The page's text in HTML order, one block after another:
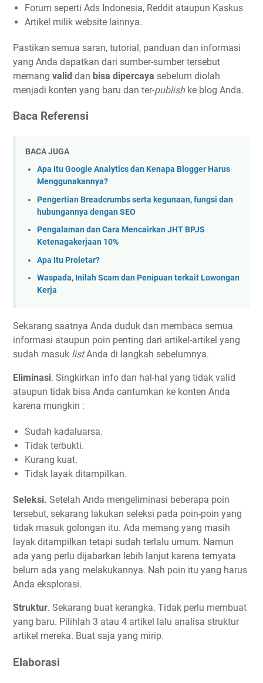
Forum seperti Ads Indonesia, Reddit ataupun Kaskus
Artikel milik website lainnya.
Pastikan semua saran, tutorial, panduan dan informasi
yang Anda dapatkan dari sumber-sumber tersebut
memang valid dan bisa dipercaya sebelum diolah
menjadi konten yang baru dan ter-publishke blog Anda.
Baca Referensi
BACA JUGA
Apa Itu Google Analytics dan Kenapa Blogger Harus
Menggunakannya?
Pengertian Breadcrumbs serta kegunaan, fungsi dan
hubungannya dengan SEO
Pengalaman dan Cara Mencairkan JHT BPJS
Ketenagakerjaan 10%
Apa Itu Proletar?
Waspada, Inilah Scam dan Penipuan terkait Lowongan
Kerja
Sekarang saatnya Anda duduk dan membaca semua
informasi ataupun poin penting dari artikel-artikel yang
sudah masuk listAnda di langkah sebelumnya.
Eliminasi. Singkirkan info dan hal-hal yang tidak valid
ataupun tidak bisa Anda cantumkan ke konten Anda
karena mungkin :
Sudah kadaluarsa.
Tidak terbukti.
Kurang kuat.
Tidak layak ditampilkan.
Seleksi. Setelah Anda mengeliminasi beberapa poin
tersebut, sekarang lakukan seleksi pada poin-poin yang
tidak masuk golongan itu. Ada memang yang masih
layak ditampilkan tetapi sudah terlalu umum. Namun
ada yang perlu dijabarkan lebih lanjut karena ternyata
belum ada yang melakukannya. Nah poin itu yang harus
Anda eksplorasi.
Struktur. Sekarang buat kerangka. Tidak perlu membuat
yang baru. Pilihlah 3 atau 4 artikel lalu analisa struktur
artikel mereka. Buat saja yang mirip.
Elaborasi